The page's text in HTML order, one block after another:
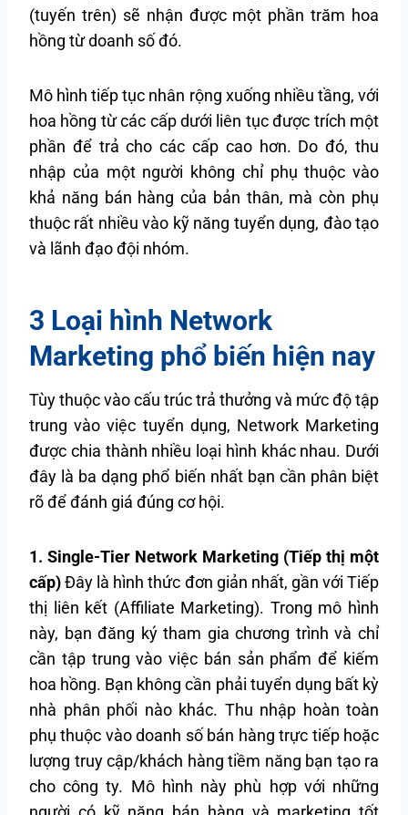
(tuyến trên) sẽ nhận được một phần trăm hoa
hồng từ doanh số đó.
Mô hình tiếp tục nhân rộng xuống nhiều tầng, với
hoa hồng từ các cấp dưới liên tục được trích một
phần để trả cho các cấp cao hơn. Do đó, thu
nhập của một người không chỉ phụ thuộc vào
khả năng bán hàng của bản thân, mà còn phụ
thuộc rất nhiều vào kỹ năng tuyển dụng, đào tạo
và lãnh đạo đội nhóm.
3 Loại hình Network
Marketing phổ biến hiện nay
Tùy thuộc vào cấu trúc trả thưởng và mức độ tập
trung vào việc tuyển dụng, Network Marketing
được chia thành nhiều loại hình khác nhau. Dưới
đây là ba dạng phổ biến nhất bạn cần phân biệt
rõ để đánh giá đúng cơ hội.
1. Single-Tier Network Marketing (Tiếp thị một
cấp)Đây là hình thức đơn giản nhất, gần với Tiếp
thị liên kết (Affiliate Marketing). Trong mô hình
này, bạn đăng ký tham gia chương trình và chỉ
cần tập trung vào việc bán sản phẩm để kiếm
hoa hồng. Bạn không cần phải tuyển dụng bất kỳ
nhà phân phối nào khác. Thu nhập hoàn toàn
phụ thuộc vào doanh số bán hàng trực tiếp hoặc
lượng truy cập/khách hàng tiềm năng bạn tạo ra
cho công ty. Mô hình này phù hợp với những